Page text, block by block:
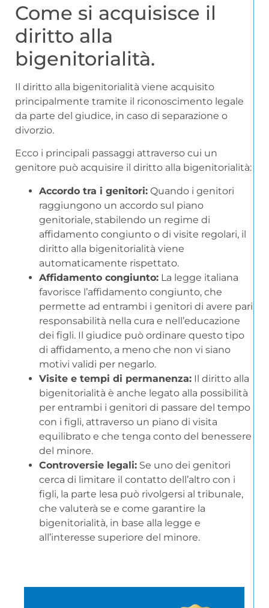
Come si acquisisce il
diritto alla
bigenitorialità.
Il diritto alla bigenitorialità viene acquisito
principalmente tramite il riconoscimento legale
da parte del giudice, in caso di separazione o
divorzio.
Ecco i principali passaggi attraverso cui un
genitore può acquisire il diritto alla bigenitorialità:
Accordo tra i genitori: Quando i genitori
raggiungono un accordo sul piano
genitoriale, stabilendo un regime di
affidamento congiunto o di visite regolari, il
diritto alla bigenitorialità viene
automaticamente rispettato.
Affidamento congiunto: La legge italiana
favorisce l’affidamento congiunto, che
permette ad entrambi i genitori di avere pari
responsabilità nella cura e nell’educazione
dei figli. Il giudice può ordinare questo tipo
di affidamento, a meno che non vi siano
motivi validi per negarlo.
Visite e tempi di permanenza: Il diritto alla
bigenitorialità è anche legato alla possibilità
per entrambi i genitori di passare del tempo
con i figli, attraverso un piano di visita
equilibrato e che tenga conto del benessere
del minore.
Controversie legali: Se uno dei genitori
cerca di limitare il contatto dell’altro con i
figli, la parte lesa può rivolgersi al tribunale,
che valuterà se e come garantire la
bigenitorialità, in base alla legge e
all’interesse superiore del minore.